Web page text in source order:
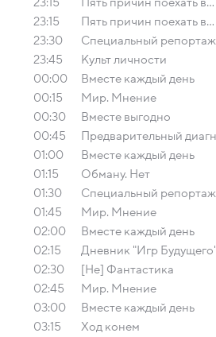
23:15
Пять причин поехать в...
23:30
Специальный репортаж
23:45
Культ личности
00:00
Вместе каждый день
00:15
Мир. Мнение
00:30
Вместе выгодно
00:45
Предварительный
01:00
Вместе каждый день
01:15
Обману. Нет
01:30
Специальный репортаж
01:45
Мир. Мнение
02:00
Вместе каждый день
02:15
Дневник "Игр
02:30
[Не] Фантастика
02:45
Мир. Мнение
03:00
Вместе каждый день
03:15
Ход конем